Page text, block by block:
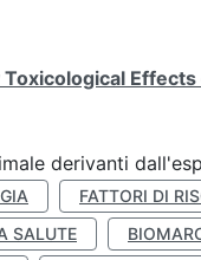
derivanti
FATTORI DI
SALUTE